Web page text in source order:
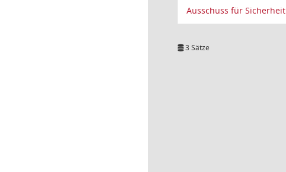
Ausschuss für
3 Sätze